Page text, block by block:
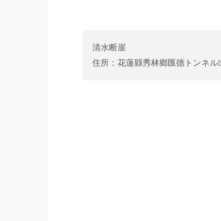
清水断崖
住所：花蓮縣秀林鄉匯德トンネル